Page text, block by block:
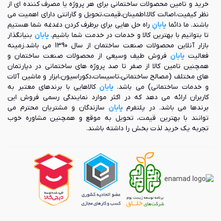
از آن جایی که این محصول توسط برند های متفاوت و در ابعاد و
شکل های مختلفی به تولید می سرد، از همین رو نمی توان یک
قیمت کلی برای آن اعلام کرد. روی هم رفته می توان گفت دستگاه
هایی همچونداکت اسپلیت آرن ، هایسنس، ال جی، میدیا و... که
وارداتی می باشند، از قیمت بالاتری برخوردارند. اما برند های وارداتی
همچون ایران رادیاتور و صابکول دارای قیمتی مناسب تر می باشند.
خرید داکت اسپلیت 60000
با توجه به آن چه در این مطلب مطالعه فرمودید، اگر قصد خرید و
استعلام قیمت انواع داکت اسپلیت 60000 را دارید، تنها کافیست تا با
مجموعه یابان در تماس باشید. در این مجموعه، انواع داکت اسپلیت
با قیمتی مناسب و به صورت اینترنتی به سراسر کشور ارسال می
همچنین مجموعه یابان، تمامی دستگاه های خود را با گارانتی اصلی
شرکت به فروش می رساند و در زمینه نصب، کانال کشی و حتی
تعیین ظرفیت می تواند کمک حال شما باشد. از همین رو برای
دریافت مشاوره رایگان تنها کافیست تا با کارشناسان ما تماس
حاصل فرمایید تا خریدی مطمئن و آسان را برایتان به ارمغان
خرید و تامین محصولات ساختمانی برای هر پروژه یا مصرف کننده ای از
نظر کیفیت،اصالت کالا،اطمینان،قیمت،تحویل و گارانتی دارای اهمیت می
باشند. ما دائما یابانِ راه حل هایی برای برطرف کردن دغدغه شما هستیم
تا بتوانیم با بهترین کالا و خدمات در خدمت شما باشیم.یابان بنیانگذار
بازار آنلاین محصولات صنعت ساختمان از سال 1390 می باشد.زمینه
فعالیتیابان فروش طیف وسیعی از محصولات صنعت ساختمان و
همچنین تامین کالا از صفر تا صد پروژه های ساختمانی در دپارتمان
های مختلف (مصالح ساختمانی،تاسیسات،دکوراسیون،ابزار و ماشین آلات
و خدمات ساختمانی) می باشد.یابان کالاهایی با برندهای معتبر به
کاربران ارائه می دهد که در اکثر موارد نمایندگی رسمی فروش این
برندها می باشد. در پلتفرمیابان سازندگان و مشتریان محترم می
توانند با بهترین قیمت، تحویل به موقع و همچنین مشاوره خوب
تجربه یک خرید لذت بخش را داشته باشند.